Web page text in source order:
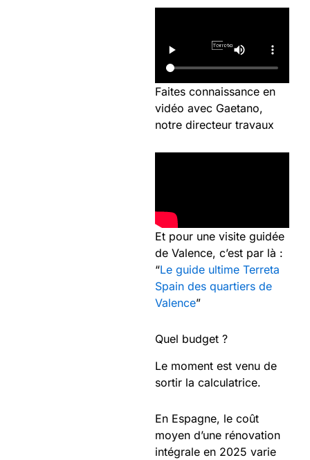
Faites connaissance en
vidéo avec Gaetano,
notre directeur travaux
Et pour une visite guidée
de Valence, c’est par là :
“Le guide ultime Terreta
Spain des quartiers de
Valence”
Quel budget ?
Le moment est venu de
sortir la calculatrice.
En Espagne, le coût
moyen d’une rénovation
intégrale en 2025 varie